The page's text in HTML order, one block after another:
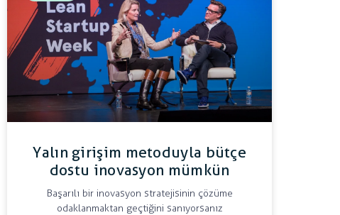
Yalın girişim metoduyla bütçe
dostu inovasyon mümkün
Başarılı bir inovasyon stratejisinin çözüme
odaklanmaktan geçtiğini sanıyorsanız